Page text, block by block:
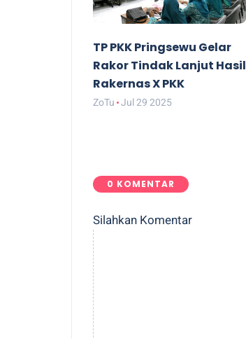
TP PKK Pringsewu Gelar
Rakor Tindak Lanjut Hasil
Rakernas X PKK
ZoTu Jul 29 2025
0 KOMENTAR
Silahkan Komentar